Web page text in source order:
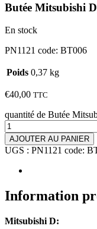
Butée Mitsubishi
En stock
PN1121 code: BT006
Poids 0,37 kg
€40,00 TTC
quantité de Butée
AJOUTER AU PANIER
UGS : PN1121 code:
Information
Mitsubishi D: